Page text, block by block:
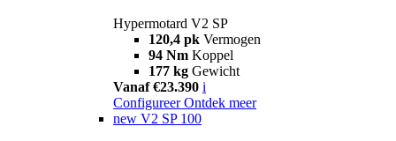
Hypermotard V2 SP
120,4 pk Vermogen
94 Nm Koppel
177 kg Gewicht
Vanaf €23.390 i
Configureer Ontdek meer
new V2 SP 100